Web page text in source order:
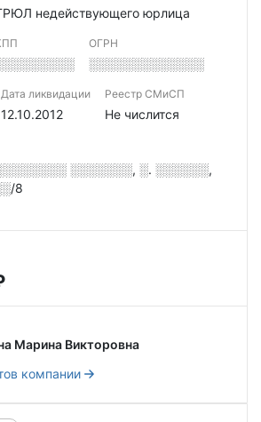
недействующего юрлица
ОГРН
░░░░░░░░░░░░░
Дата ликвидации
12.10.2012
Реестр СМиСП
Не числится
░░░░░░░, ░. ░░░░░░,
8
Марина Викторовна
компании